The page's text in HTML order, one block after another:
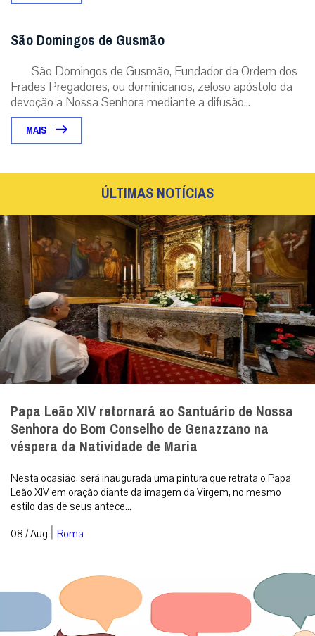
São Domingos de Gusmão
São Domingos de Gusmão, Fundador da Ordem dos
Frades Pregadores, ou dominicanos, zeloso apóstolo da
devoção a Nossa Senhora mediante a difusão...
MAIS
ÚLTIMAS NOTÍCIAS
Papa Leão XIV retornará ao Santuário de Nossa
Senhora do Bom Conselho de Genazzano na
véspera da Natividade de Maria
Nesta ocasião, será inaugurada uma pintura que retrata o Papa
Leão XIV em oração diante da imagem da Virgem, no mesmo
estilo das de seus antece...
08 / Aug | Roma